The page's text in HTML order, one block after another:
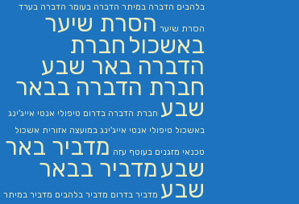
בלהבים הדברה במיתר הדברה בעומר הדברה בערד
הסרת שיער הסרת שיער
באשכול חברת
הדברה באר שבע
חברת הדברה בבאר
שבע חברת הדברה בדרום טיפולי אנטי אייג'ינג
באשכול טיפולי אנטי אייג'ינג במועצה אזורית אשכול
טכנאי מזגנים בעוטף עזה מדביר באר
שבעמדביר בבאר
שבע מדביר בדרום מדביר בלהבים מדביר במיתר